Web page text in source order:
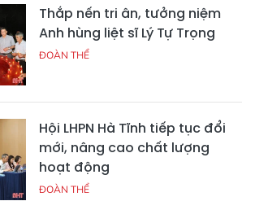
Thắp nến tri ân, tưởng niệm
Anh hùng liệt sĩ Lý Tự Trọng
ĐOÀN THỂ
Hội LHPN Hà Tĩnh tiếp tục đổi
mới, nâng cao chất lượng
hoạt động
ĐOÀN THỂ